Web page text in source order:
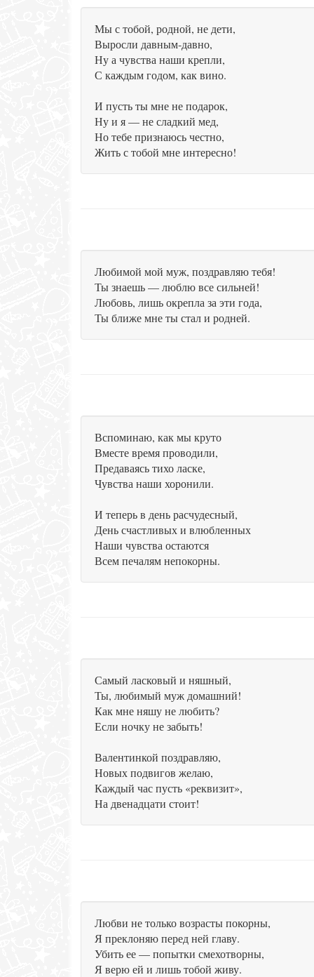
Мы с тобой, родной, не дети,
Выросли давным-давно,
Ну а чувства наши крепли,
С каждым годом, как вино.
И пусть ты мне не подарок,
Ну и я — не сладкий мед,
Но тебе признаюсь честно,
Жить с тобой мне интересно!
Любимой мой муж, поздравляю тебя!
Ты знаешь — люблю все сильней!
Любовь, лишь окрепла за эти года,
Ты ближе мне ты стал и родней.
Вспоминаю, как мы круто
Вместе время проводили,
Предаваясь тихо ласке,
Чувства наши хоронили.
И теперь в день расчудесный,
День счастливых и влюбленных
Наши чувства остаются
Всем печалям непокорны.
Самый ласковый и няшный,
Ты, любимый муж домашний!
Как мне няшу не любить?
Если ночку не забыть!
Валентинкой поздравляю,
Новых подвигов желаю,
Каждый час пусть «реквизит»,
На двенадцати стоит!
Любви не только возрасты покорны,
Я преклоняю перед ней главу.
Убить ее — попытки смехотворны,
Я верю ей и лишь тобой живу.